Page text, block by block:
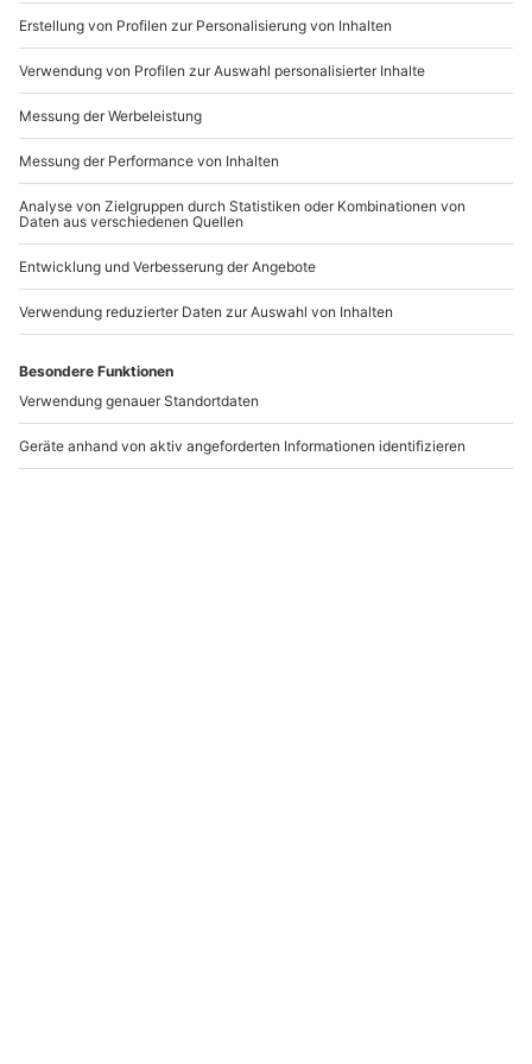
www.b2b.mydays.de/
Artikelnummer:40453
Andere Produkte entdecken
Kindergeburtstag
Kindergeburtstag